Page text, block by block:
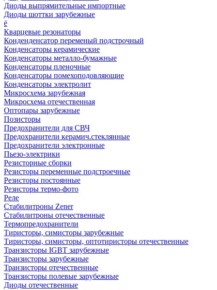
Диоды выпрямительные импортные
Диоды шоттки зарубежные
ё
Кварцевые резонаторы
Конденденсатор переменый подстрочный
Конденсаторы керамические
Конденсаторы металло-бумажные
Конденсаторы пленочные
Конденсаторы помехоподовляющие
Конденсаторы электролит
Микросхема зарубежная
Микросхема отечественная
Оптопары зарубежные
Позисторы
Предохранители для СВЧ
Предохранители керамич.стеклянные
Предохранители электронные
Пьезо-электрики
Резисторные сборки
Резисторы переменные подстроечные
Резисторы постоянные
Резисторы термо-фото
Реле
Стабилитроны Zener
Стабилитроны отечественные
Термопредохранители
Тиристоры, симисторы зарубежные
Тиристоры, симисторы, оптотиристоры отечественные
Транзисторы IGBT зарубежные
Транзисторы зарубежные
Транзисторы отечественные
Транзисторы полевые зарубежные
Диоды отечественные